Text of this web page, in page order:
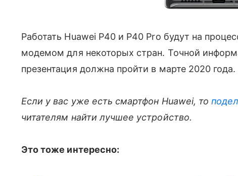
Работать Huawei P40 и P40 Pro будут на
модемом для некоторых стран. Точной
презентация должна пройти в марте 2020 года.
Если у вас уже есть смартфон Huawei, то
читателям найти лучшее устройство.
Это тоже интересно: